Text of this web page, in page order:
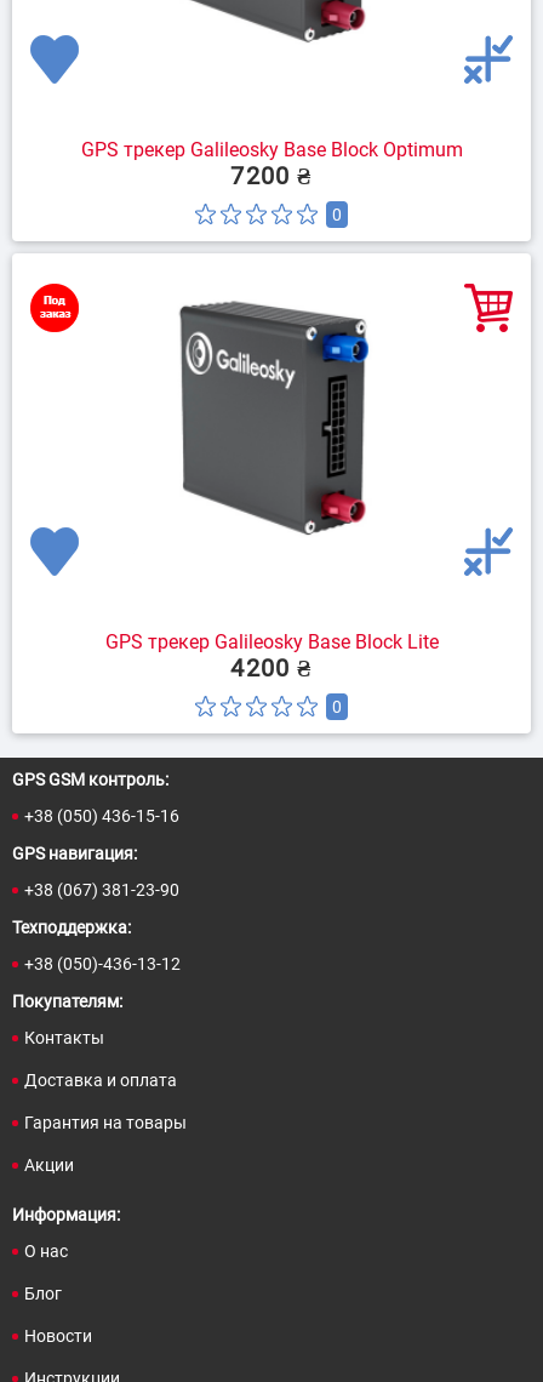
GPS трекер Galileosky Base Block Optimum
7200 ₴
0
GPS трекер Galileosky Base Block Lite
4200 ₴
0